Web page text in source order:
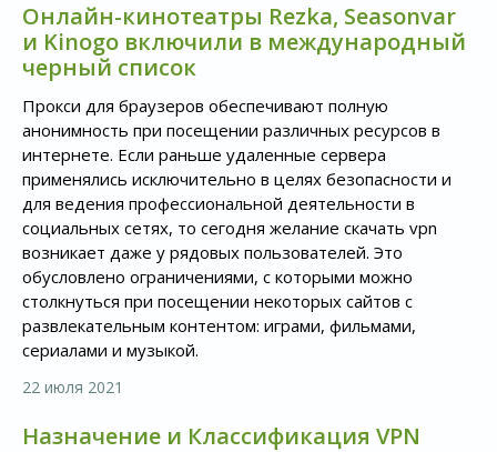
Онлайн-кинотеатры Rezka, Seasonvar
и Kinogo включили в международный
черный список
Прокси для браузеров обеспечивают полную
анонимность при посещении различных ресурсов в
интернете. Если раньше удаленные сервера
применялись исключительно в целях безопасности и
для ведения профессиональной деятельности в
социальных сетях, то сегодня желание скачать vpn
возникает даже у рядовых пользователей. Это
обусловлено ограничениями, с которыми можно
столкнуться при посещении некоторых сайтов с
развлекательным контентом: играми, фильмами,
сериалами и музыкой.
22 июля 2021
Назначение и Классификация VPN